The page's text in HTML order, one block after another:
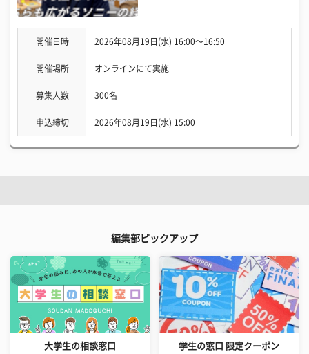
開催日時 2026年08月19日(水) 16:00〜16:50
開催場所 オンラインにて実施
募集人数 300名
申込締切 2026年08月19日(水) 15:00
編集部ピックアップ
大学生の相談窓口 学生の窓口 限定クーポン